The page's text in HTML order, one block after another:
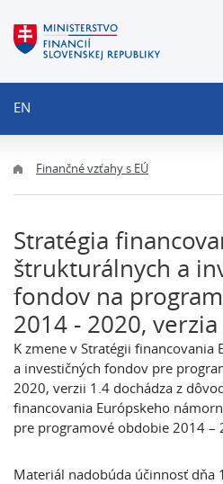
EN
Finančné vzťahy s EÚ
Stratégia
štrukturálnych a
fondov na
2014 - 2020,
K zmene v Stratégii financovania
a investičných fondov pre
2020, verzii 1.4 dochádza z
financovania Európskeho
pre programové obdobie 2014 –
Materiál nadobúda účinnosť dňa